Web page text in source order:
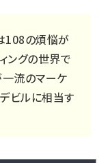
108の煩悩が
ングの世界で
流のマーケ
ビルに相当す